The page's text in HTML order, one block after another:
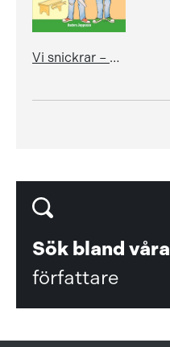
Vi snickrar – 21 lättbyggda projekt
Sök bland våra
författare